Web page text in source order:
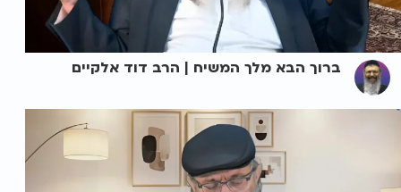
ברוך הבא מלך המשיח | הרב דוד אלקיים